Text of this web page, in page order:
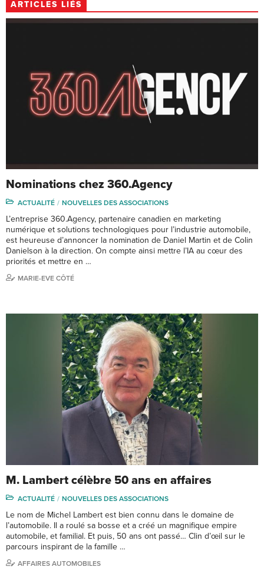
ARTICLES LIÉS
Nominations chez 360.Agency
ACTUALITÉ NOUVELLES DES ASSOCIATIONS
L’entreprise 360.Agency, partenaire canadien en marketing
numérique et solutions technologiques pour l’industrie automobile,
est heureuse d’annoncer la nomination de Daniel Martin et de Colin
Danielson à la direction. On compte ainsi mettre l’IA au cœur des
priorités et mettre en …
MARIE-EVE CÔTÉ
M. Lambert célèbre 50 ans en affaires
ACTUALITÉ NOUVELLES DES ASSOCIATIONS
Le nom de Michel Lambert est bien connu dans le domaine de
l’automobile. Il a roulé sa bosse et a créé un magnifique empire
automobile, et familial. Et puis, 50 ans ont passé… Clin d’œil sur le
parcours inspirant de la famille …
AFFAIRES AUTOMOBILES